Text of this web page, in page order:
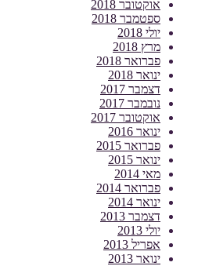
אוקטובר 2018
ספטמבר 2018
יולי 2018
מרץ 2018
פברואר 2018
ינואר 2018
דצמבר 2017
נובמבר 2017
אוקטובר 2017
ינואר 2016
פברואר 2015
ינואר 2015
מאי 2014
פברואר 2014
ינואר 2014
דצמבר 2013
יולי 2013
אפריל 2013
ינואר 2013